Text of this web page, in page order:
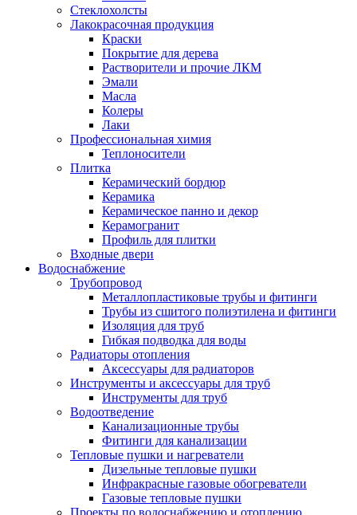
Стеклохолсты
Лакокрасочная продукция
Краски
Покрытие для дерева
Растворители и прочие ЛКМ
Эмали
Масла
Колеры
Лаки
Профессиональная химия
Теплоносители
Плитка
Керамический бордюр
Керамика
Керамическое панно и декор
Керамогранит
Профиль для плитки
Входные двери
Водоснабжение
Трубопровод
Металлопластиковые трубы и фитинги
Трубы из сшитого полиэтилена и фитинги
Изоляция для труб
Гибкая подводка для воды
Радиаторы отопления
Аксессуары для радиаторов
Инструменты и аксессуары для труб
Инструменты для труб
Водоотведение
Канализационные трубы
Фитинги для канализации
Тепловые пушки и нагреватели
Дизельные тепловые пушки
Инфракрасные газовые обогреватели
Газовые тепловые пушки
Проекты по водоснабжению и отоплению